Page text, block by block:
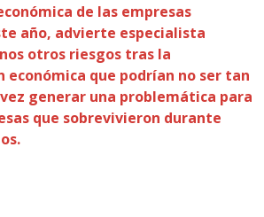
de las empresas
año, advierte especialista
otros riesgos tras la
económica que podrían no ser tan
generar una problemática para
que sobrevivieron durante